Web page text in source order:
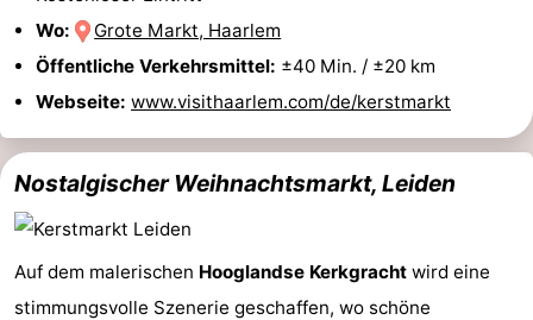
Parks
Umgebung
-
Südholland
Praktisch
Forum
Wo:
Grote Markt, Haarlem
Öffentliche Verkehrsmittel: ±40 Min. / ±20 km
Webseite: www.visithaarlem.com/de/kerstmarkt
Nostalgischer Weihnachtsmarkt, Leiden
Auf dem malerischen Hooglandse Kerkgracht wird eine
stimmungsvolle Szenerie geschaffen, wo schöne